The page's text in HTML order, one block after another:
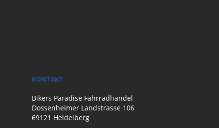
KONTAKT
Bikers Paradise Fahrradhandel
Dossenheimer Landstrasse 106
69121 Heidelberg